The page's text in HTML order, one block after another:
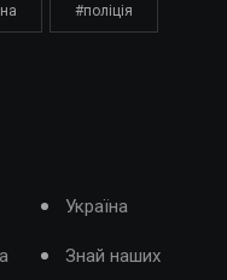
#поліція
Україна
Знай наших